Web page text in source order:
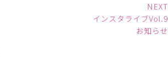
NEXT
インスタライブVol.9
お知らせ